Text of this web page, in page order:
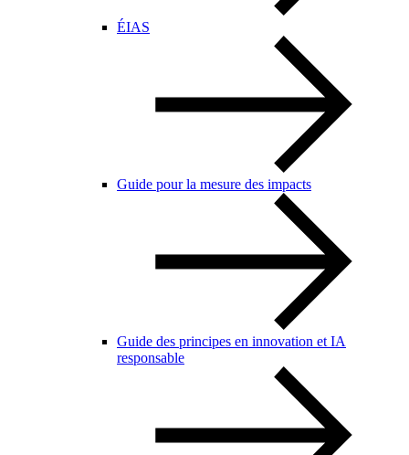
ÉIAS
Guide pour la mesure des impacts
Guide des principes en innovation et IA
responsable